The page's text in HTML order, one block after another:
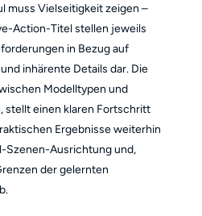
muss Vielseitigkeit zeigen –
Action-Titel stellen jeweils
in Bezug auf
inhärente Details dar. Die
Modelltypen und
stellt einen klaren Fortschritt
Ergebnisse weiterhin
Szenen-Ausrichtung und,
der gelernten